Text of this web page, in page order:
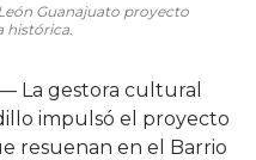
Guanajuato proyecto
histórica.
La gestora cultural
impulsó el proyecto
resuenan en el Barrio